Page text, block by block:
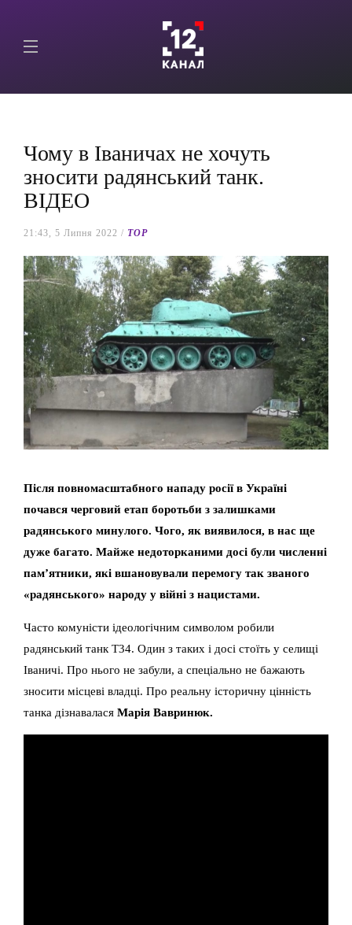
Чому в Іваничах не хочуть
зносити радянський танк.
ВІДЕО
21:43, 5 Липня 2022 / TOP
Після повномасштабного нападу росії в Україні
почався черговий етап боротьби з залишками
радянського минулого. Чого, як виявилося, в нас ще
дуже багато. Майже недоторканими досі були численні
пам’ятники, які вшановували перемогу так званого
«радянського» народу у війні з нацистами.
Часто комуністи ідеологічним символом робили
радянський танк Т34. Один з таких і досі стоїть у селищі
Іваничі. Про нього не забули, а спеціально не бажають
зносити місцеві владці. Про реальну історичну цінність
танка дізнавалася Марія Вавринюк.